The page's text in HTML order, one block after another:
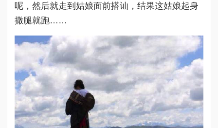
呢，然后就走到姑娘面前搭讪，结果这姑娘起身
撒腿就跑……